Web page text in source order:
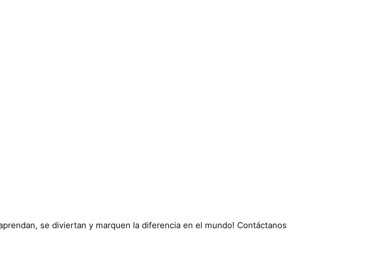
se diviertan y marquen la diferencia en el mundo! Contáctanos